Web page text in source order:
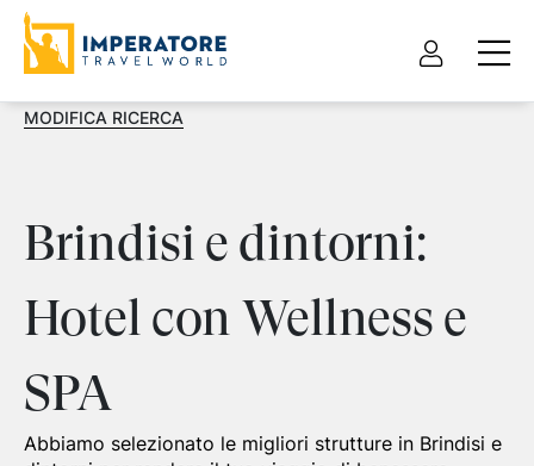
MODIFICA RICERCA
Brindisi e dintorni:
Hotel con Wellness e
SPA
Abbiamo selezionato le migliori strutture in Brindisi e